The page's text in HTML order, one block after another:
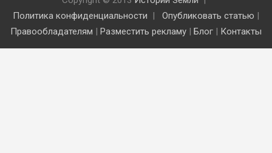
Политика конфиденциальности
Опубликовать статью |
Правообладателям | Разместить рекламу | Блог | Контакты